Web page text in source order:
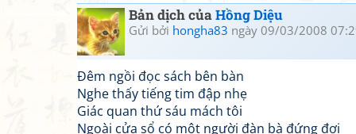
Bản dịch củaHồng Diệu
Gửi bởi hongha83 ngày 09/03/2008
Đêm ngồi đọc sách bên bàn
Nghe thấy tiếng tim đập nhẹ
Giác quan thứ sáu mách tôi
Ngoài cửa sổ có một người đàn bà đứng đợi